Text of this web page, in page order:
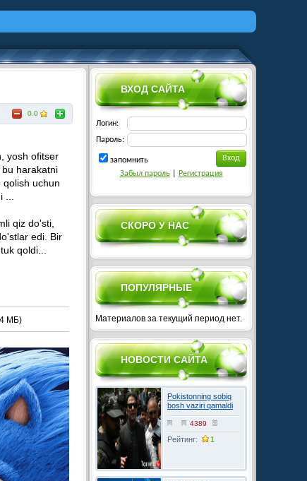
0.0
yosh ofitser
harakatni
uchun
qiz do'sti,
edi. Bir
qoldi...
МБ)
ВХОД САЙТА
Логин:
Пароль:
запомнить
Забыл пароль| Регистрация
СКОРО У НАС
ПОПУЛЯРНЫЕ
Материалов за текущий период нет.
НОВОСТИ САЙТА
Pokistonning sobiq
bosh vaziri qamaldi
4389
Рейтинг: 1